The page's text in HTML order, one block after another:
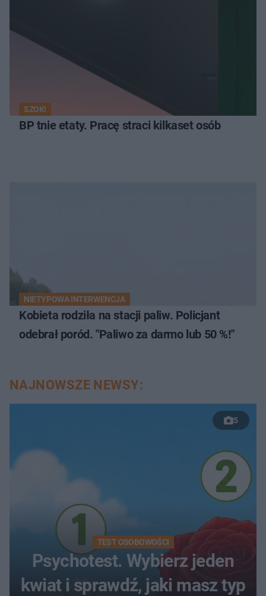
SZOK!
BP tnie etaty. Pracę straci kilkaset osób
NIETYPOWA INTERWENCJA
Kobieta rodziła na stacji paliw. Policjant
odebrał poród. "Paliwo za darmo lub 50 %!"
NAJNOWSZE NEWSY:
5
TEST OSOBOWOŚCI
Psychotest. Wybierz jeden
kwiat i sprawdź, jaki masz typ